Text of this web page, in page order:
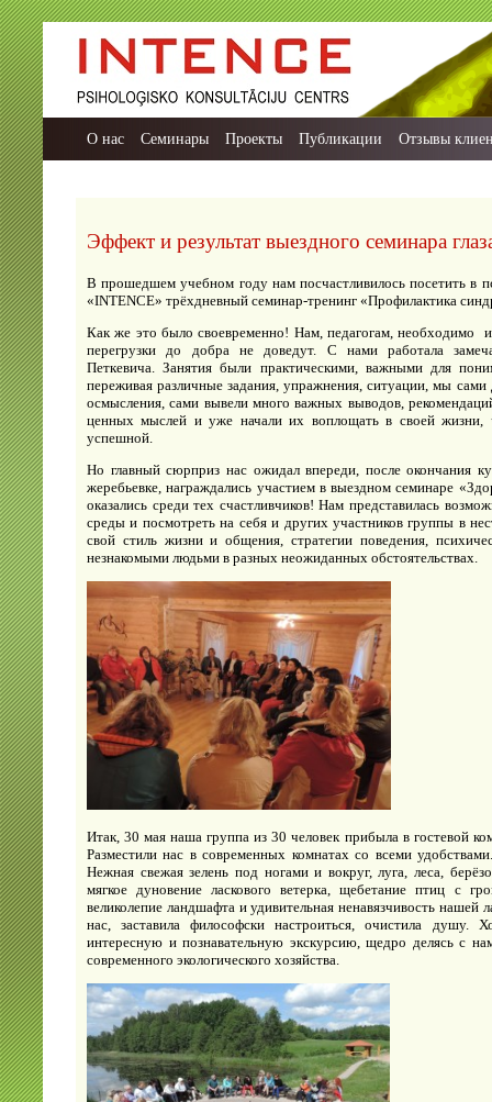
О нас Семинары Проекты Публикации Отзывы
Эффект и результат выездного семинара
В прошедшем учебном году нам посчастливилось посетить в
«INTENCE» трёхдневный семинар-тренинг «Профилактика
Как же это было своевременно! Нам, педагогам, необходимо
перегрузки до добра не доведут. С нами работала
Петкевича. Занятия были практическими, важными для
переживая различные задания, упражнения, ситуации, мы
осмысления, сами вывели много важных выводов,
ценных мыслей и уже начали их воплощать в своей жизни,
успешной.
Но главный сюрприз нас ожидал впереди, после окончания
жеребьевке, награждались участием в выездном семинаре
оказались среди тех счастливчиков! Нам представилась
среды и посмотреть на себя и других участников группы в
свой стиль жизни и общения, стратегии поведения,
незнакомыми людьми в разных неожиданных обстоятельствах.
Итак, 30 мая наша группа из 30 человек прибыла в гостевой
Разместили нас в современных комнатах со всеми
Нежная свежая зелень под ногами и вокруг, луга, леса,
мягкое дуновение ласкового ветерка, щебетание птиц с
великолепие ландшафта и удивительная ненавязчивость нашей
нас, заставила философски настроиться, очистила душу.
интересную и познавательную экскурсию, щедро делясь с
современного экологического хозяйства.